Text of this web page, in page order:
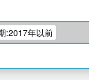
:2017年以前